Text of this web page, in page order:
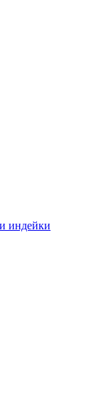
индейки